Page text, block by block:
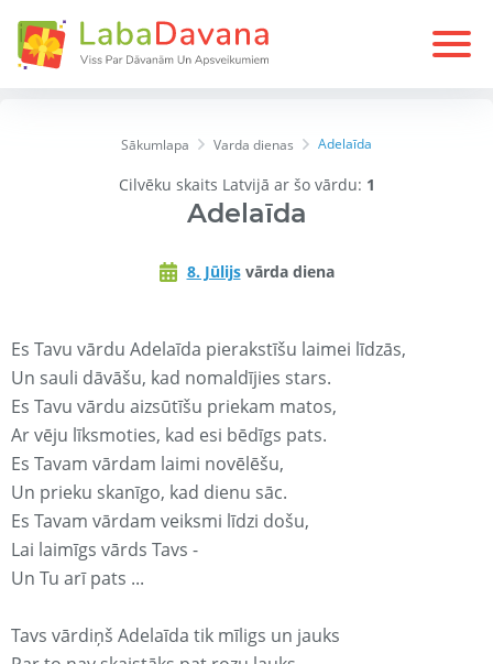
Sākumlapa Varda dienas Adelaīda
Cilvēku skaits Latvijā ar šo vārdu: 1
Adelaīda
8. Jūlijsvārda diena
Es Tavu vārdu Adelaīda pierakstīšu laimei līdzās,
Un sauli dāvāšu, kad nomaldījies stars.
Es Tavu vārdu aizsūtīšu priekam matos,
Ar vēju līksmoties, kad esi bēdīgs pats.
Es Tavam vārdam laimi novēlēšu,
Un prieku skanīgo, kad dienu sāc.
Es Tavam vārdam veiksmi līdzi došu,
Lai laimīgs vārds Tavs -
Un Tu arī pats ...
Tavs vārdiņš Adelaīda tik mīligs un jauks